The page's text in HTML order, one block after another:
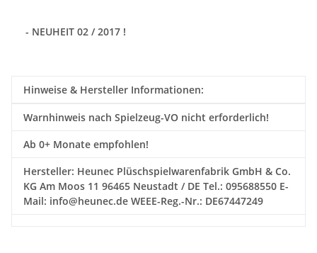
- NEUHEIT 02 / 2017 !
Hinweise & Hersteller Informationen:
Warnhinweis nach Spielzeug-VO nicht erforderlich!
Ab 0+ Monate empfohlen!
Hersteller: Heunec Plüschspielwarenfabrik GmbH & Co.
KG Am Moos 11 96465 Neustadt / DE Tel.: 095688550 E-
Mail: info@heunec.de WEEE-Reg.-Nr.: DE67447249